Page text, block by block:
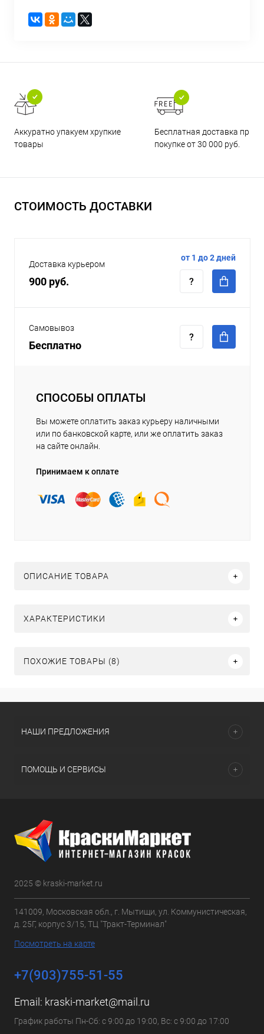
Аккуратно упакуем хрупкие
товары
Бесплатная доставка при
покупке от 30 000 руб.
СТОИМОСТЬ ДОСТАВКИ
Доставка курьером
900 руб.
от 1 до 2 дней
Самовывоз
Бесплатно
СПОСОБЫ ОПЛАТЫ
Вы можете оплатить заказ курьеру наличными
или по банковской карте, или же оплатить заказ
на сайте онлайн.
Принимаем к оплате
ОПИСАНИЕ ТОВАРА
ХАРАКТЕРИСТИКИ
ПОХОЖИЕ ТОВАРЫ (8)
НАШИ ПРЕДЛОЖЕНИЯ
ПОМОЩЬ И СЕРВИСЫ
2025 © kraski-market.ru
141009, Московская обл., г. Мытищи, ул. Коммунистическая,
д. 25Г, корпус 3/15, ТЦ "Тракт-Терминал"
Посмотреть на карте
+7(903)755-51-55
Email: kraski-market@mail.ru
График работы Пн-Сб: с 9:00 до 19:00, Вс: с 9:00 до 17:00